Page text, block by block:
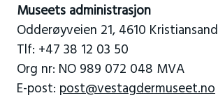
Museets administrasjon
Odderøyveien 21, 4610 Kristiansand
Tlf: +47 38 12 03 50
Org nr: NO 989 072 048 MVA
E-post: post@vestagdermuseet.no